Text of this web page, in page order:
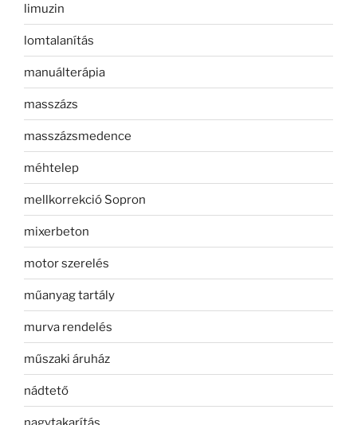
limuzin
lomtalanítás
manuálterápia
masszázs
masszázsmedence
méhtelep
mellkorrekció Sopron
mixerbeton
motor szerelés
műanyag tartály
murva rendelés
műszaki áruház
nádtető